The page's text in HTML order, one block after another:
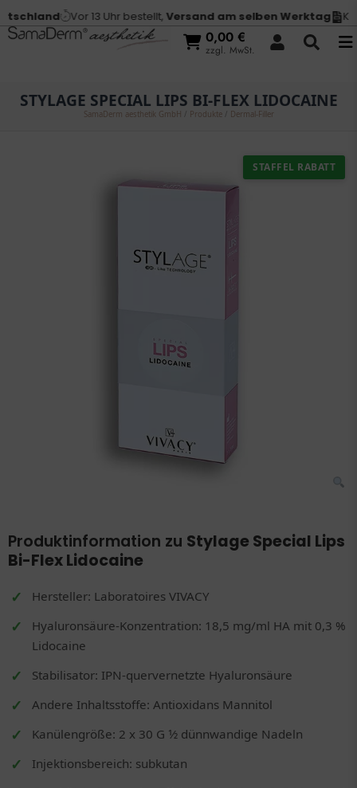
Vor 13 Uhr bestellt,Versand am selben Werktag Kauf
0,00 €
zzgl. MwSt.
STYLAGE SPECIAL LIPS BI-FLEX LIDOCAINE
SamaDerm aesthetik GmbH Produkte/ Dermal-Filler
STAFFEL RABATT
Produktinformation zu Stylage Special Lips
Bi-Flex Lidocaine
Hersteller: Laboratoires VIVACY
Hyaluronsäure-Konzentration: 18,5 mg/ml HA mit 0,3 %
Lidocaine
Stabilisator: IPN-quervernetzte Hyaluronsäure
Andere Inhaltsstoffe: Antioxidans Mannitol
Kanülengröße: 2 x 30 G 1⁄2 dünnwandige Nadeln
Injektionsbereich: subkutan